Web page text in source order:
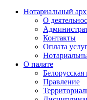
Нотариальный
О
Контакты
Оплата
О палате
Белорусская
Правление